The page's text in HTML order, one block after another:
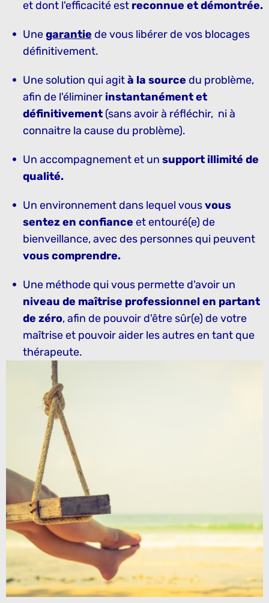
et dont l'efficacité est reconnue et démontrée.
Unegarantie de vous libérer de vos blocages
définitivement.
Une solution qui agità la source du problème,
afin de l'éliminer instantanément et
définitivement(sans avoir à réfléchir, ni à
connaitre la cause du problème).
Un accompagnement et un support illimité de
qualité.
Un environnement dans lequel vousvous
sentez en confiance et entouré(e) de
bienveillance, avec des personnes qui peuvent
vous comprendre.
Une méthode qui vous permette d'avoir un
niveau de maîtrise professionnel en partant
de zéro, afin de pouvoir d'être sûr(e) de votre
maîtrise et pouvoir aider les autres en tant que
thérapeute.